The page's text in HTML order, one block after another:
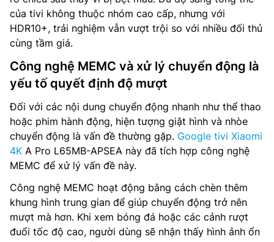
của tivi không thuộc nhóm cao cấp, nhưng với
HDR10+, trải nghiệm vẫn vượt trội so với nhiều đối thủ
cùng tầm giá.
Công nghệ MEMC và xử lý chuyển động là
yếu tố quyết định độ mượt
Đối với các nội dung chuyển động nhanh như thể thao
hoặc phim hành động, hiện tượng giật hình và nhòe
chuyển động là vấn đề thường gặp. Google tivi Xiaomi
4K A Pro L65MB-APSEA này đã tích hợp công nghệ
MEMC để xử lý vấn đề này.
Công nghệ MEMC hoạt động bằng cách chèn thêm
khung hình trung gian để giúp chuyển động trở nên
mượt mà hơn. Khi xem bóng đá hoặc các cảnh rượt
đuổi tốc độ cao, người dùng sẽ nhận thấy hình ảnh ổn